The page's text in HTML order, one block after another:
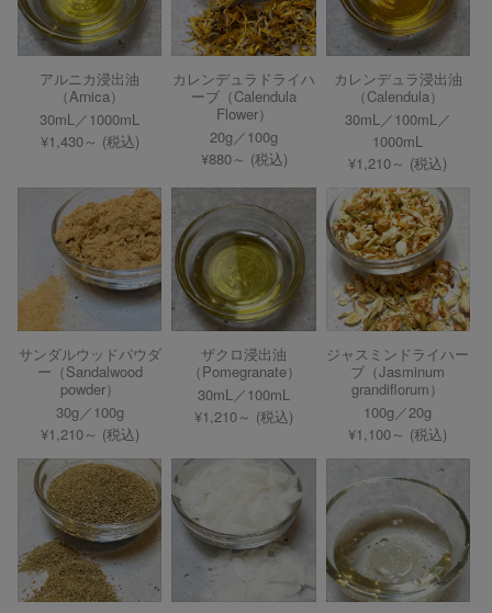
アルニカ浸出油
（Arnica）
30mL／1000mL
¥1,430～ (税込)
カレンデュラドライハ
ーブ（Calendula
Flower）
20g／100g
¥880～ (税込)
カレンデュラ浸出油
（Calendula）
30mL／100mL／
1000mL
¥1,210～ (税込)
サンダルウッドパウダ
ー（Sandalwood
powder）
30g／100g
¥1,210～ (税込)
ザクロ浸出油
（Pomegranate）
30mL／100mL
¥1,210～ (税込)
ジャスミンドライハー
ブ（Jasminum
grandiflorum）
100g／20g
¥1,100～ (税込)